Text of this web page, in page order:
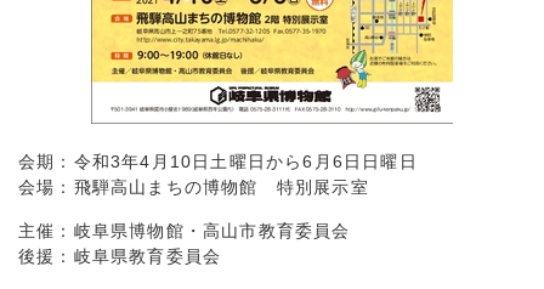
会期：令和3年4月10日土曜日から6月6日日曜日
会場：飛騨高山まちの博物館 特別展示室
主催：岐阜県博物館・高山市教育委員会
後援：岐阜県教育委員会